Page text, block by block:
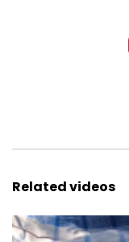
Related videos